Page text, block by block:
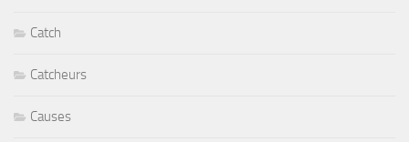
Catch
Catcheurs
Causes